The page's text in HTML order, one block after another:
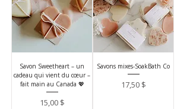
Savon Sweetheart – un
cadeau qui vient du cœur –
fait main au Canada 💖
Prix
15,00 $
Savons mixes-SoakBath Co
Prix
17,50 $